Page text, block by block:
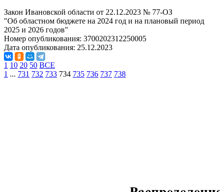
Закон Ивановской области от 22.12.2023 № 77-ОЗ
"Об областном бюджете на 2024 год и на плановый период
2025 и 2026 годов"
Номер опубликования: 3700202312250005
Дата опубликования: 25.12.2023
1 10 20 50 ВСЕ
1 ... 731 732 733 734 735 736 737 738